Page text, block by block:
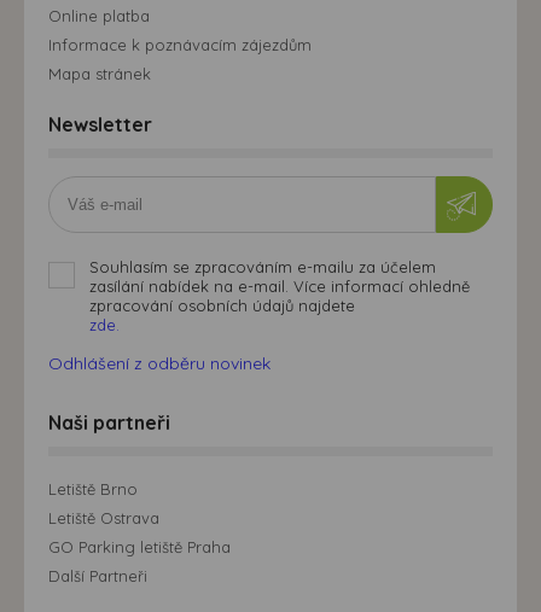
Online platba
Informace k poznávacím zájezdům
Mapa stránek
Newsletter
Souhlasím se zpracováním e-mailu za účelem
zasílání nabídek na e-mail. Více informací ohledně
zpracování osobních údajů najdete
zde.
Odhlášení z odběru novinek
Naši partneři
Letiště Brno
Letiště Ostrava
GO Parking letiště Praha
Další Partneři